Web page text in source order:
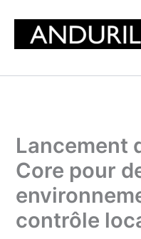
content
Lancement
Core pour
contrôle